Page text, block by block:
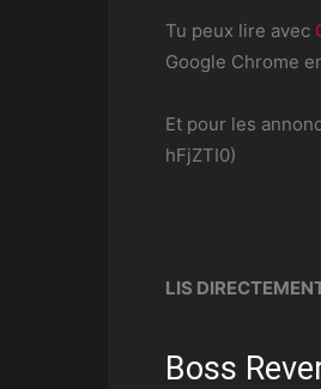
Tu peux lire avec
Google Chrome
Et pour les
hFjZTI0)
LIS
Boss